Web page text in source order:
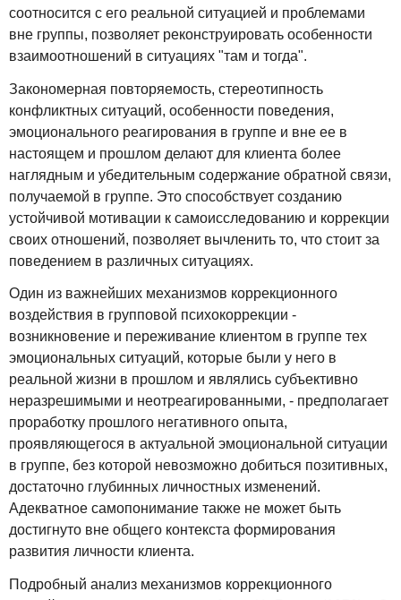
соотносится с его реальной ситуацией и проблемами
вне группы, позволяет реконструировать особенности
взаимоотношений в ситуациях "там и тогда".
Закономерная повторяемость, стереотипность
конфликтных ситуаций, особенности поведения,
эмоционального реагирования в группе и вне ее в
настоящем и прошлом делают для клиента более
наглядным и убедительным содержание обратной связи,
получаемой в группе. Это способствует созданию
устойчивой мотивации к самоисследованию и коррекции
своих отношений, позволяет вычленить то, что стоит за
поведением в различных ситуациях.
Один из важнейших механизмов коррекционного
воздействия в групповой психокоррекции -
возникновение и переживание клиентом в группе тех
эмоциональных ситуаций, которые были у него в
реальной жизни в прошлом и являлись субъективно
неразрешимыми и неотреагированными, - предполагает
проработку прошлого негативного опыта,
проявляющегося в актуальной эмоциональной ситуации
в группе, без которой невозможно добиться позитивных,
достаточно глубинных личностных изменений.
Адекватное самопонимание также не может быть
достигнуто вне общего контекста формирования
развития личности клиента.
Подробный анализ механизмов коррекционного